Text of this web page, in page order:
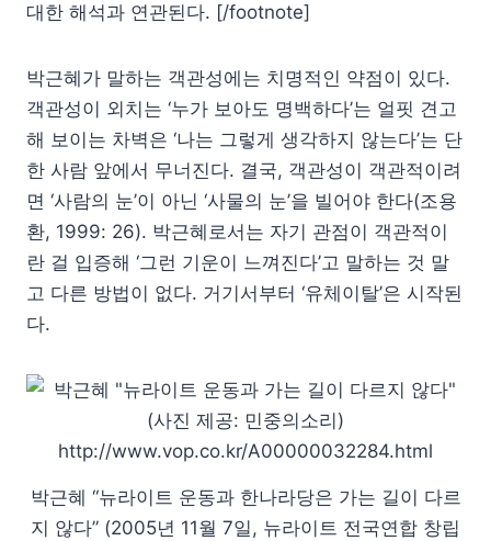
대한 해석과 연관된다. [/footnote]
박근혜가 말하는 객관성에는 치명적인 약점이 있다.
객관성이 외치는 ‘누가 보아도 명백하다’는 얼핏 견고
해 보이는 차벽은 ‘나는 그렇게 생각하지 않는다’는 단
한 사람 앞에서 무너진다. 결국, 객관성이 객관적이려
면 ‘사람의 눈’이 아닌 ‘사물의 눈’을 빌어야 한다(조용
환, 1999: 26). 박근혜로서는 자기 관점이 객관적이
란 걸 입증해 ‘그런 기운이 느껴진다’고 말하는 것 말
고 다른 방법이 없다. 거기서부터 ‘유체이탈’은 시작된
다.
박근혜 “뉴라이트 운동과 한나라당은 가는 길이 다르
지 않다” (2005년 11월 7일, 뉴라이트 전국연합 창립